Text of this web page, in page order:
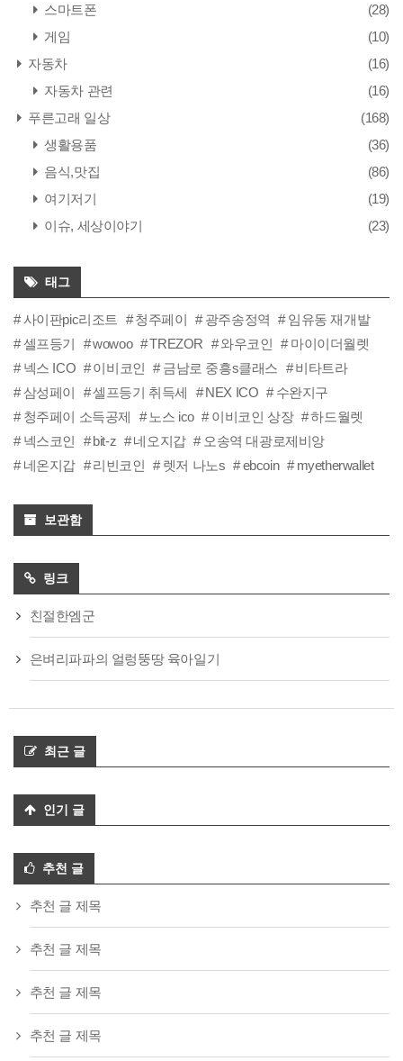
스마트폰
(28)
게임
(10)
자동차
(16)
자동차 관련
(16)
푸른고래 일상
(168)
생활용품
(36)
음식,맛집
(86)
여기저기
(19)
이슈, 세상이야기
(23)
태그
사이판pic리조트 청주페이 광주송정역
임유동 재개발
셀프등기
wowoo TREZOR 와우코인
마이이더월렛
넥스 ICO
이비코인 금남로 중흥s클래스
비타트라
삼성페이
셀프등기 취득세 NEX ICO
수완지구
청주페이 소득공제
노스 ico 이비코인 상장
하드월렛
넥스코인
bit-z 네오지갑
오송역 대광로제비앙
네온지갑
리빈코인 렛저 나노s ebcoin myetherwallet
보관함
링크
친절한엠군
은벼리파파의 얼렁뚱땅 육아일기
최근 글
인기 글
추천 글
추천 글 제목
추천 글 제목
추천 글 제목
추천 글 제목